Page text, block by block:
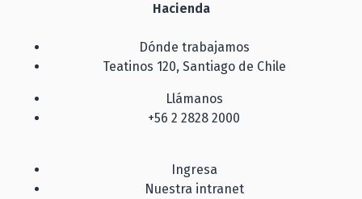
Hacienda
Dónde trabajamos
Teatinos 120, Santiago de Chile
Llámanos
+56 2 2828 2000
Ingresa
Nuestra intranet